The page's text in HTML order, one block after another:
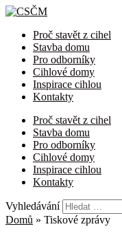
Proč stavět z cihel
Stavba domu
Pro odborníky
Cihlové domy
Inspirace cihlou
Kontakty
Proč stavět z cihel
Stavba domu
Pro odborníky
Cihlové domy
Inspirace cihlou
Kontakty
Vyhledávání
Domů » Tiskové zprávy